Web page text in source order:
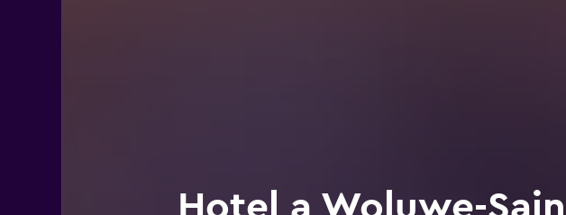
Hotel a Woluwe-